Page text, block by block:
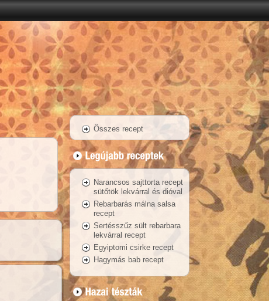
Összes recept
Narancsos sajttorta recept
sütőtök lekvárral és dióval
Rebarbarás málna salsa
recept
Sertésszűz sült rebarbara
lekvárral recept
Egyiptomi csirke recept
Hagymás bab recept